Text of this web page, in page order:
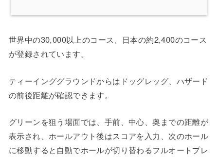
世界中の30,000以上のコース、日本の約2,400のコース
が登録されています。
ティーインググラウンドからはドッグレッグ、ハザード
の前後距離が確認できます。
グリーンを狙う場面では、手前、中心、奥までの距離が
表示され、ホールアウト後はスコアを入力、次のホール
に移動すると自動でホールが切り替わるフルオートプレ